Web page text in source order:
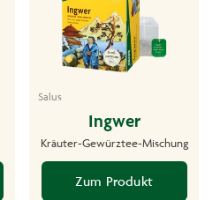
Salus
Ingwer
Kräuter-Gewürztee-Mischung
Zum Produkt